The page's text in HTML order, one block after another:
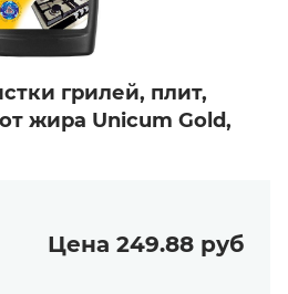
грилей, плит,
жира Unicum Gold,
Цена 249.88 руб